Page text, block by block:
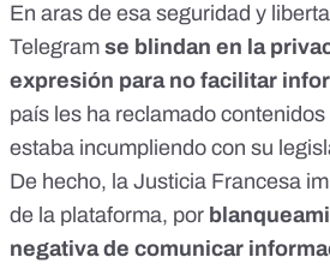
En aras de esa seguridad y
Telegram se blindan en la
expresión para no facilitar
país les ha reclamado
estaba incumpliendo con su
De hecho, la Justicia Francesa
de la plataforma, por
negativa de comunicar